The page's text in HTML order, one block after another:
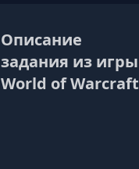
Описание
задания из игры
World of Warcraft